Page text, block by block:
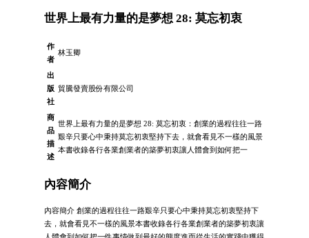
世界上最有力量的是夢想 28: 莫忘初衷
作
者
林玉卿
出
版
社
貿騰發賣股份有限公司
商
品
描
述
世界上最有力量的是夢想 28: 莫忘初衷：創業的過程往往一路
艱辛只要心中秉持莫忘初衷堅持下去，就會看見不一樣的風景
本書收錄各行各業創業者的築夢初衷讓人體會到如何把一
內容簡介
內容簡介 創業的過程往往一路艱辛只要心中秉持莫忘初衷堅持下
去，就會看見不一樣的風景本書收錄各行各業創業者的築夢初衷讓